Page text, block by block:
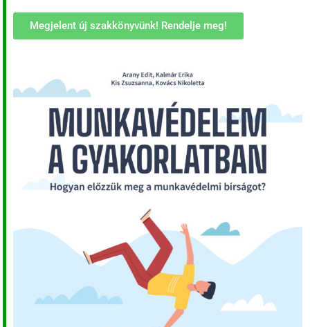
Megjelent új szakkönyvünk! Rendelje meg!